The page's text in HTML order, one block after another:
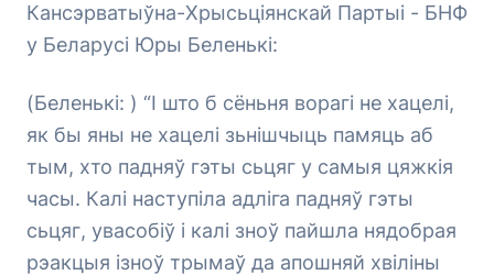
Кансэрватыўна-Хрысьціянскай Партыі - БНФ
у Беларусі Юры Беленькі:
(Беленькі: ) “І што б сёньня ворагі не хацелі,
як бы яны не хацелі зьнішчыць памяць аб
тым, хто падняў гэты сьцяг у самыя цяжкія
часы. Калі наступіла адліга падняў гэты
сьцяг, увасобіў і калі зноў пайшла нядобрая
рэакцыя ізноў трымаў да апошняй хвіліны